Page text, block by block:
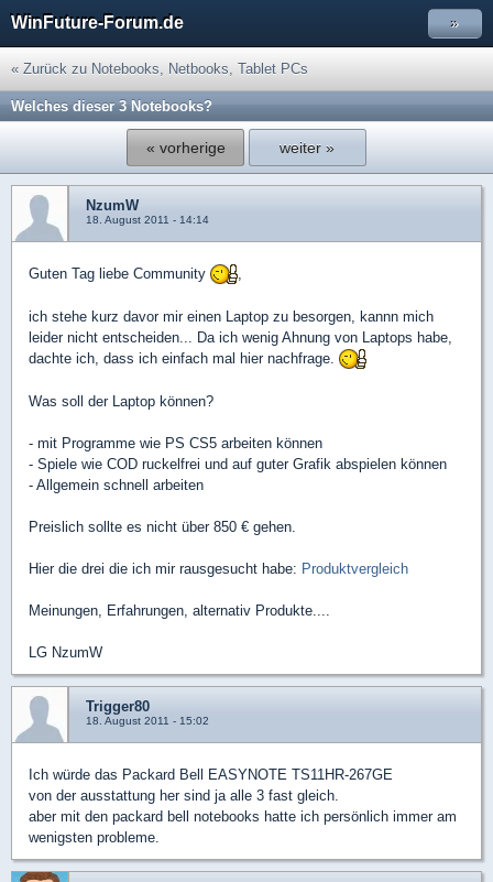
WinFuture-Forum.de »
« Zurück zu Notebooks, Netbooks, Tablet PCs
Welches dieser 3 Notebooks?
« vorherige weiter »
NzumW
18. August 2011 - 14:14
Guten Tag liebe Community ,
ich stehe kurz davor mir einen Laptop zu besorgen, kannn mich
leider nicht entscheiden... Da ich wenig Ahnung von Laptops habe,
dachte ich, dass ich einfach mal hier nachfrage.
Was soll der Laptop können?
- mit Programme wie PS CS5 arbeiten können
- Spiele wie COD ruckelfrei und auf guter Grafik abspielen können
- Allgemein schnell arbeiten
Preislich sollte es nicht über 850 € gehen.
Hier die drei die ich mir rausgesucht habe: Produktvergleich
Meinungen, Erfahrungen, alternativ Produkte....
LG NzumW
Trigger80
18. August 2011 - 15:02
Ich würde das Packard Bell EASYNOTE TS11HR-267GE
von der ausstattung her sind ja alle 3 fast gleich.
aber mit den packard bell notebooks hatte ich persönlich immer am
wenigsten probleme.